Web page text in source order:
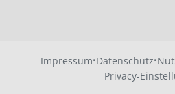
Impressum·Datenschutz·
Privacy-